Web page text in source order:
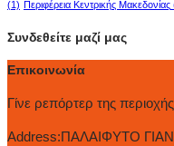
(1) Περιφέρεια Κεντρικής Μακεδονίας
Συνδεθείτε μαζί μας
Επικοινωνία
Γίνε ρεπόρτερ της
Address:ΠΑΛΑΙΦΥΤΟ